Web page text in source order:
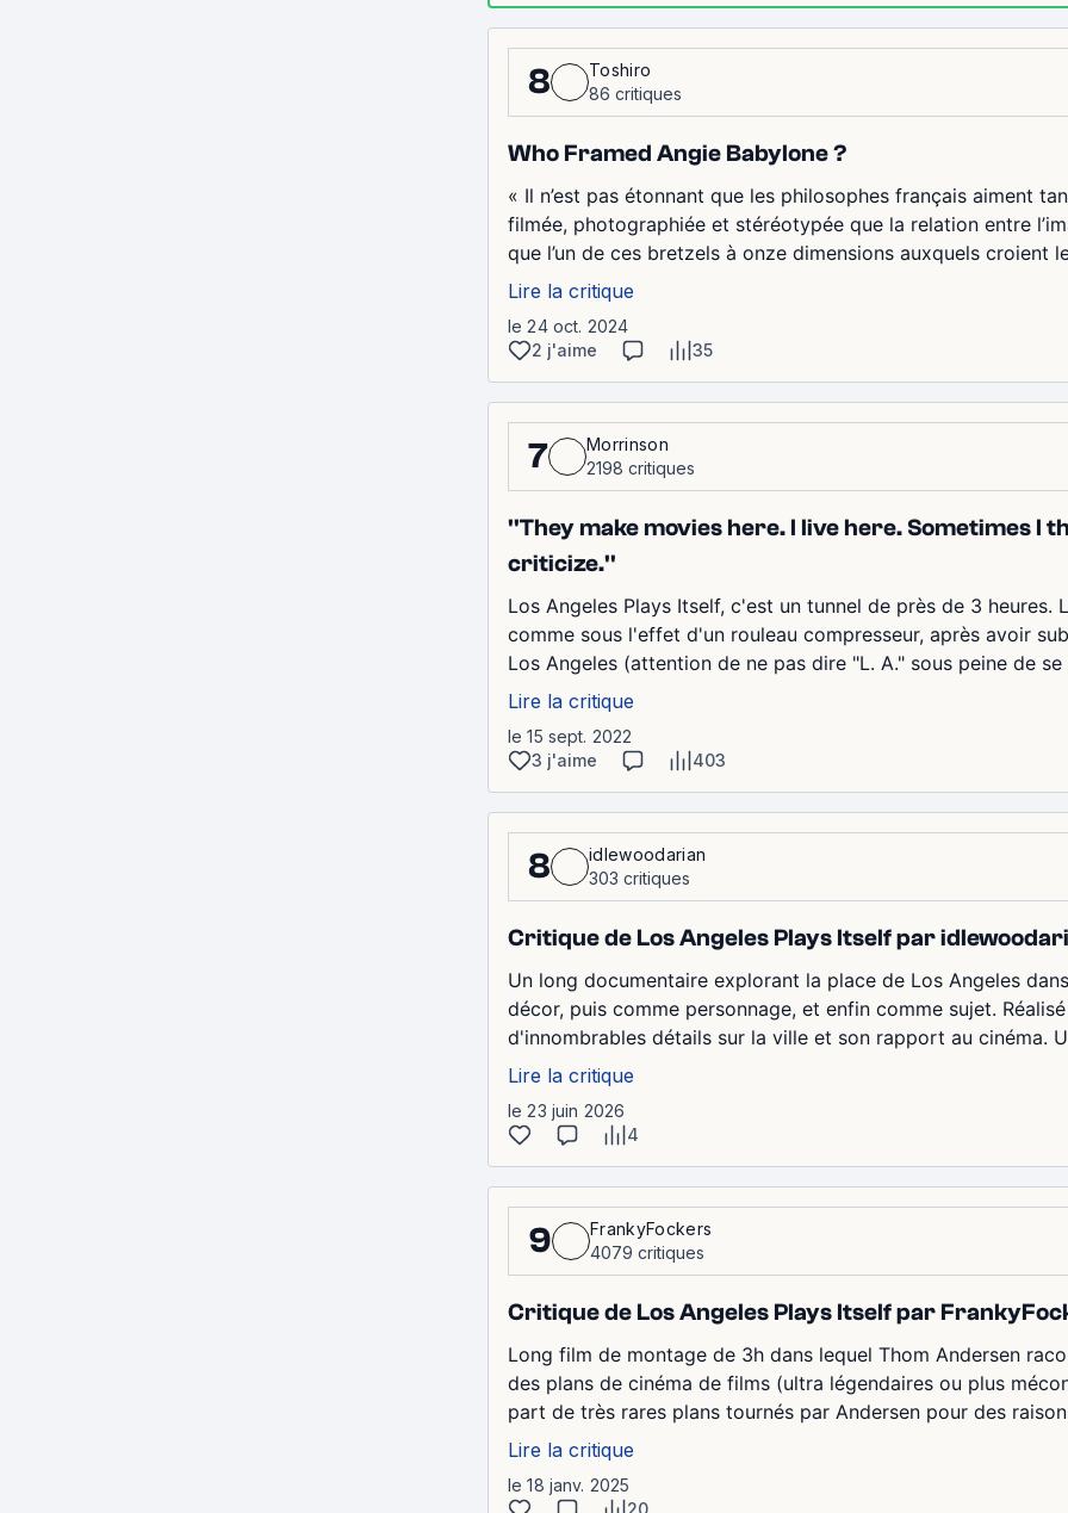
8
Toshiro
86 critiques
Who Framed Angie Babylone ?
« Il n’est pas étonnant que les philosophes français aiment
filmée, photographiée et stéréotypée que la relation entre
que l’un de ces bretzels à onze dimensions auxquels croient
Lire la critique
le 24 oct. 2024
2 j'aime
35
7
Morrinson
2198 critiques
''They make movies here. I live here. Sometimes I
criticize.''
Los Angeles Plays Itself, c'est un tunnel de près de 3
comme sous l'effet d'un rouleau compresseur, après avoir
Los Angeles (attention de ne pas dire "L. A." sous peine de
Lire la critique
le 15 sept. 2022
3 j'aime
403
8
idlewoodarian
303 critiques
Critique de Los Angeles Plays Itself par
Un long documentaire explorant la place de Los Angeles
décor, puis comme personnage, et enfin comme sujet.
d'innombrables détails sur la ville et son rapport au cinéma.
Lire la critique
le 23 juin 2026
4
9
FrankyFockers
4079 critiques
Critique de Los Angeles Plays Itself par
Long film de montage de 3h dans lequel Thom Andersen
des plans de cinéma de films (ultra légendaires ou plus
part de très rares plans tournés par Andersen pour des
Lire la critique
le 18 janv. 2025